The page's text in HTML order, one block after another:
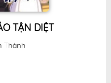
TẬN DIỆT
Thành